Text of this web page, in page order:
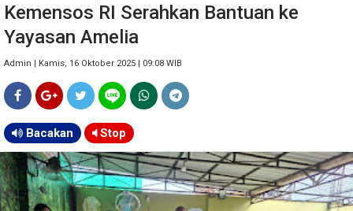
Kemensos RI Serahkan Bantuan ke
Yayasan Amelia
Admin | Kamis, 16 Oktober 2025 | 09:08 WIB
Bacakan Stop